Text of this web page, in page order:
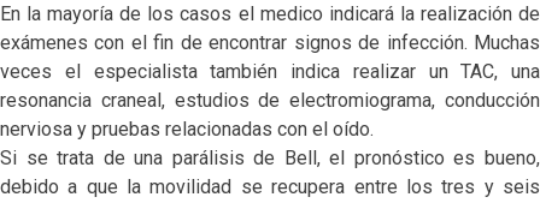
En la mayoría de los casos el medico indicará la realización de
exámenes con el fin de encontrar signos de infección. Muchas
veces el especialista también indica realizar un TAC, una
resonancia craneal, estudios de electromiograma, conducción
nerviosa y pruebas relacionadas con el oído.
Si se trata de una parálisis de Bell, el pronóstico es bueno,
debido a que la movilidad se recupera entre los tres y seis